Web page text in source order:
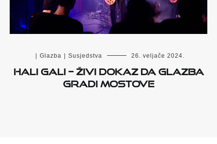
| Glazba | Susjedstva 26. veljače 2024.
Hali Gali – živi dokaz da glazba
gradi mostove